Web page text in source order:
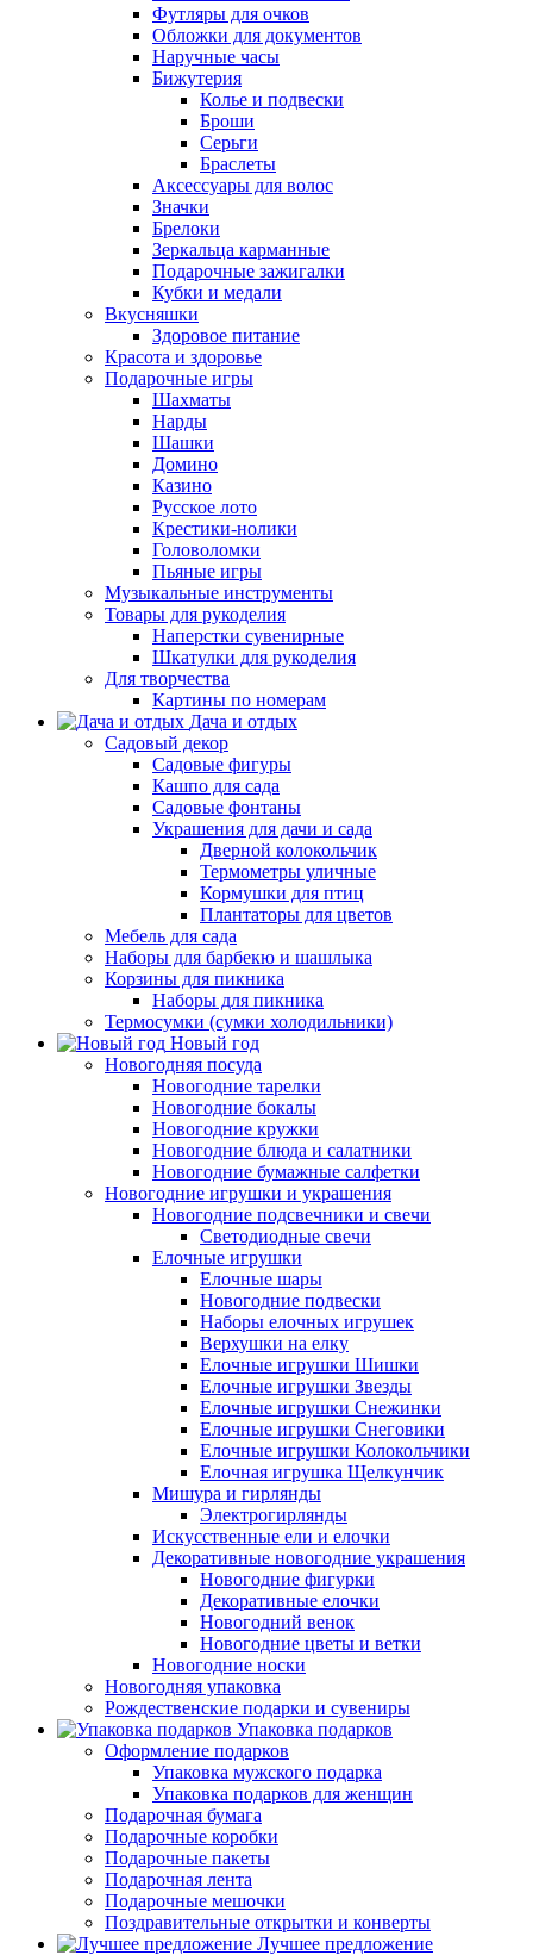
Футляры для очков
Обложки для документов
Наручные часы
Бижутерия
Колье и подвески
Броши
Серьги
Браслеты
Аксессуары для волос
Значки
Брелоки
Зеркальца карманные
Подарочные зажигалки
Кубки и медали
Вкусняшки
Здоровое питание
Красота и здоровье
Подарочные игры
Шахматы
Нарды
Шашки
Домино
Казино
Русское лото
Крестики-нолики
Головоломки
Пьяные игры
Музыкальные инструменты
Товары для рукоделия
Наперстки сувенирные
Шкатулки для рукоделия
Для творчества
Картины по номерам
Дача и отдых
Садовый декор
Садовые фигуры
Кашпо для сада
Садовые фонтаны
Украшения для дачи и сада
Дверной колокольчик
Термометры уличные
Кормушки для птиц
Плантаторы для цветов
Мебель для сада
Наборы для барбекю и шашлыка
Корзины для пикника
Наборы для пикника
Термосумки (сумки холодильники)
Новый год
Новогодняя посуда
Новогодние тарелки
Новогодние бокалы
Новогодние кружки
Новогодние блюда и салатники
Новогодние бумажные салфетки
Новогодние игрушки и украшения
Новогодние подсвечники и свечи
Светодиодные свечи
Елочные игрушки
Елочные шары
Новогодние подвески
Наборы елочных игрушек
Верхушки на елку
Елочные игрушки Шишки
Елочные игрушки Звезды
Елочные игрушки Снежинки
Елочные игрушки Снеговики
Елочные игрушки Колокольчики
Елочная игрушка Щелкунчик
Мишура и гирлянды
Электрогирлянды
Искусственные ели и елочки
Декоративные новогодние украшения
Новогодние фигурки
Декоративные елочки
Новогодний венок
Новогодние цветы и ветки
Новогодние носки
Новогодняя упаковка
Рождественские подарки и сувениры
Упаковка подарков
Оформление подарков
Упаковка мужского подарка
Упаковка подарков для женщин
Подарочная бумага
Подарочные коробки
Подарочные пакеты
Подарочная лента
Подарочные мешочки
Поздравительные открытки и конверты
Лучшее предложение